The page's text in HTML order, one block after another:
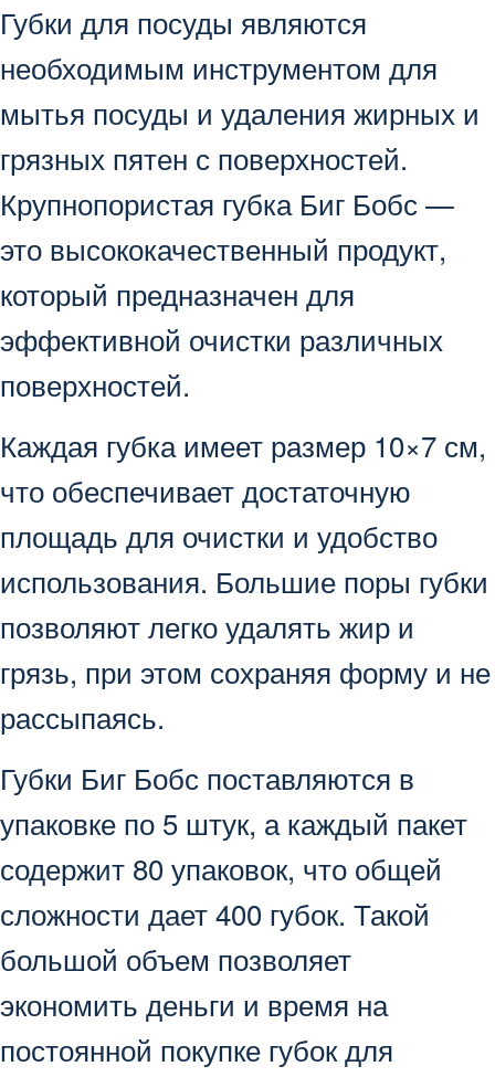
Губки для посуды являются
необходимым инструментом для
мытья посуды и удаления жирных и
грязных пятен с поверхностей.
Крупнопористая губка Биг Бобс —
это высококачественный продукт,
который предназначен для
эффективной очистки различных
поверхностей.
Каждая губка имеет размер 10×7 см,
что обеспечивает достаточную
площадь для очистки и удобство
использования. Большие поры губки
позволяют легко удалять жир и
грязь, при этом сохраняя форму и не
рассыпаясь.
Губки Биг Бобс поставляются в
упаковке по 5 штук, а каждый пакет
содержит 80 упаковок, что общей
сложности дает 400 губок. Такой
большой объем позволяет
экономить деньги и время на
постоянной покупке губок для